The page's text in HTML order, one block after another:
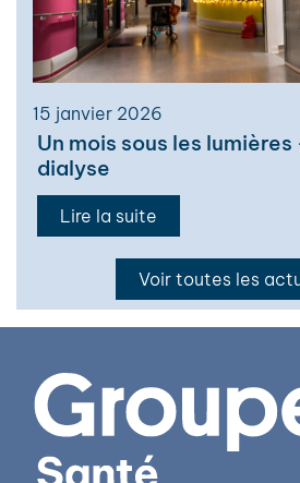
15 janvier 2026
Un mois sous les
dialyse
Lire la suite
Voir toutes les